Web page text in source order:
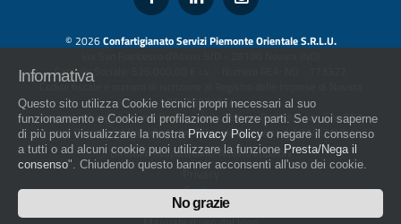
© 2026Confartigianato Servizi Piemonte Orientale S.R.L.U.
Capitale Sociale: 526.000,00 € i.v. - Numero REA: NO - 173322
Codice fiscale e numero di iscrizione al Registro delle Imprese di Novara
01436930034
artigiani.it è registrato nel Registro della Stampa Periodica con il nr. 562
con Decreto del Presidente del Tribunale di Novara del 07/03/13
Direttore Responsabile: Amleto Impaloni
Privacy
Cookie
Whistleblowing
Informativa
Questo sito utilizza Cookie tecnici propri necessari al suo
funzionamento e Cookie di profilazione di terze parti. Se vuoi saperne
di più puoi visualizzare la nostra Privacy Policy o negare il consenso
a tutti o ad alcuni cookie puoi utilizzare la funzione Presta/Nega il
consenso". Chiudendo questo banner acconsenti all'uso dei cookie.
No grazie